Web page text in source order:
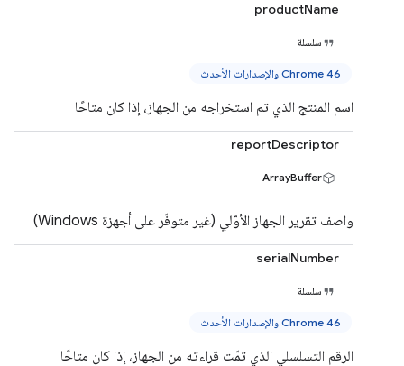
productName
سلسلة
Chrome 46 والإصدارات الأحدث
اسم المنتج الذي تم استخراجه من الجهاز، إذا كان متاحًا
reportDescriptor
ArrayBuffer
واصف تقرير الجهاز الأوّلي (غير متوفّر على أجهزة Windows)
serialNumber
سلسلة
Chrome 46 والإصدارات الأحدث
الرقم التسلسلي الذي تمّت قراءته من الجهاز، إذا كان متاحًا